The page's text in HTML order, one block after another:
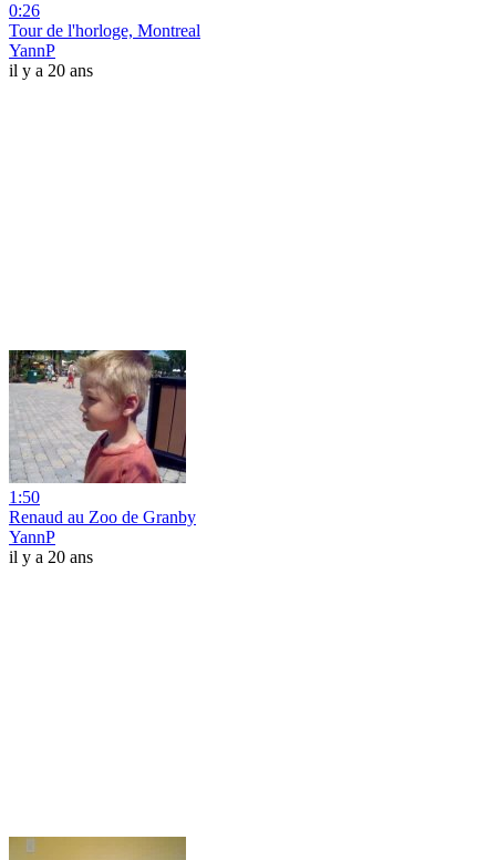
0:26
Tour de l'horloge, Montreal
YannP
il y a 20 ans
1:50
Renaud au Zoo de Granby
YannP
il y a 20 ans